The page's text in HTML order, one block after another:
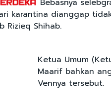
Bebasnya
karantina dianggap
Rizieq Shihab.
Ketua Umum
Maarif bahkan
Vennya tersebut.